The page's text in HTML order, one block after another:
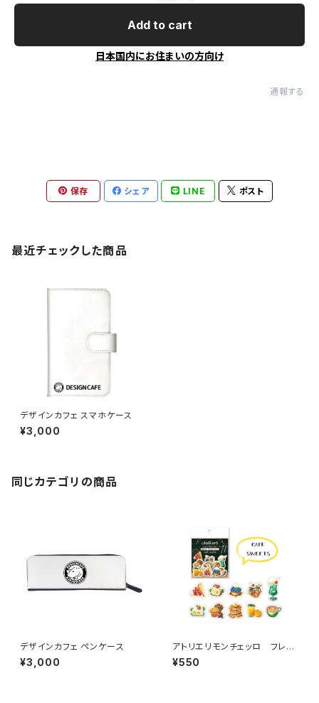
Add to cart
日本国内にお住まいの方向け
通報する
保存 シェア LINE ポスト
最近チェックした商品
デザインカフェ スマホケース
¥3,000
同じカテゴリの商品
デザインカフェ ペンケース
¥3,000
アトリエリモンチェッロ フレー
クシール
¥550